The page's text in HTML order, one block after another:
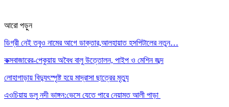
আরো পড়ুন
ডিগ্রী নেই তবুও নামের আগে ডাক্তার,আলহায়াত হসপিটালের নতুন…
কক্সবাজারের-পেকুয়ায় অবৈধ বালু উত্তোলন, পাইপ ও মেশিন জব্দ
লোহাগাড়ায় বিদ্যুৎস্পৃষ্ট হয়ে মাদ্রাসা ছাত্রের মৃত্যু
এওচিয়ায় ডলু নদী ভাঙ্গন:ভেসে যেতে পারে নেয়ামত আলী পাড়া